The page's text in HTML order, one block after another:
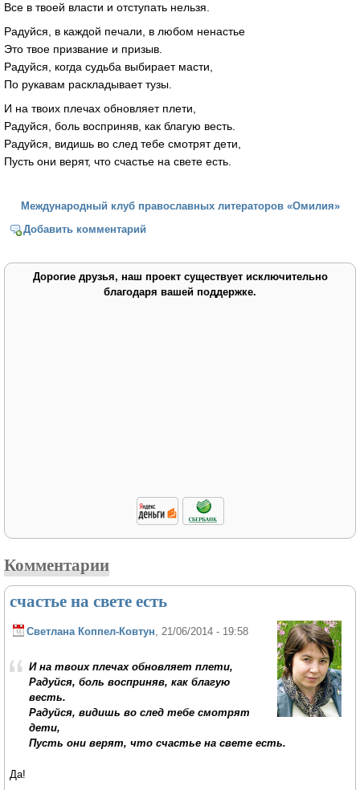
Все в твоей власти и отступать нельзя.
Радуйся, в каждой печали, в любом ненастье
Это твое призвание и призыв.
Радуйся, когда судьба выбирает масти,
По рукавам раскладывает тузы.
И на твоих плечах обновляет плети,
Радуйся, боль восприняв, как благую весть.
Радуйся, видишь во след тебе смотрят дети,
Пусть они верят, что счастье на свете есть.
Международный клуб православных литераторов «Омилия»
Добавить комментарий
Дорогие друзья, наш проект существует исключительно
благодаря вашей поддержке.
Комментарии
счастье на свете есть
Светлана Коппел-Ковтун , 21/06/2014 - 19:58
И на твоих плечах обновляет плети,
Радуйся, боль восприняв, как благую
весть.
Радуйся, видишь во след тебе смотрят
дети,
Пусть они верят, что счастье на свете есть.
Да!